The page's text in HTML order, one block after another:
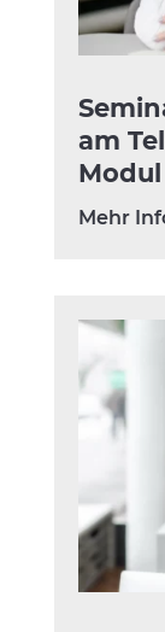
am
Mehr